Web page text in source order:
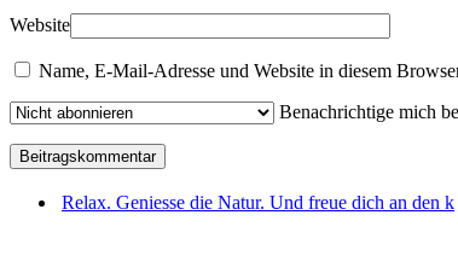
Website
Name, E-Mail-Adresse und Website in diesem
Benachrichtige mich
Relax. Geniesse die Natur. Und freue dich an den k